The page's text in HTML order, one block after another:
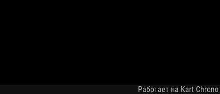
Работает на Kart Chrono